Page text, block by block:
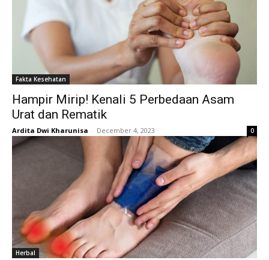
Fakta Kesehatan
Hampir Mirip! Kenali 5 Perbedaan Asam
Urat dan Rematik
Ardita Dwi Kharunisa - December 4, 2023 0
Herbal